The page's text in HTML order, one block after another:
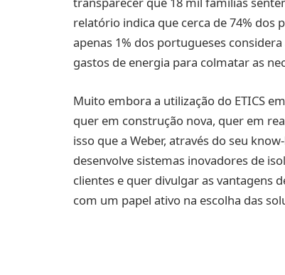
relatório indica que cerca de 74% dos
apenas 1% dos portugueses
gastos de energia para colmatar as
Muito embora a utilização do ETICS
quer em construção nova, quer em
isso que a Weber, através do seu
desenvolve sistemas inovadores de
clientes e quer divulgar as vantagens
com um papel ativo na escolha das